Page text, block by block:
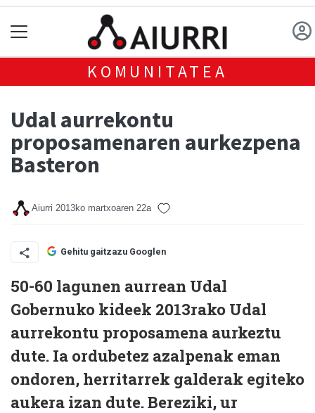
KOMUNITATEA
Udal aurrekontu
proposamenaren aurkezpena
Basteron
Aiurri 2013ko martxoaren 22a
Gehitu gaitzazu Googlen
50-60 lagunen aurrean Udal
Gobernuko kideek 2013rako Udal
aurrekontu proposamena aurkeztu
dute. Ia ordubetez azalpenak eman
ondoren, herritarrek galderak egiteko
aukera izan dute. Bereziki, ur